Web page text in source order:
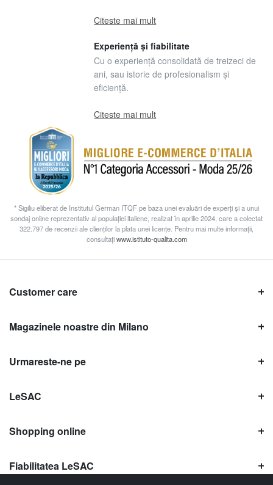
Citeste mai mult
Experiență și fiabilitate
Cu o experiență consolidată de treizeci de
ani, sau istorie de profesionalism și
eficiență.
Citeste mai mult
* Sigiliu eliberat de Institutul German ITQF pe baza unei evaluări de experți și a unui
sondaj online reprezentativ al populației italiene, realizat în aprilie 2024, care a colectat
322.797 de recenzii ale clienților la plata unei licențe. Pentru mai multe informații,
consultațiwww.istituto-qualita.com
Customer care
Magazinele noastre din Milano
Urmareste-ne pe
LeSAC
Shopping online
Fiabilitatea LeSAC